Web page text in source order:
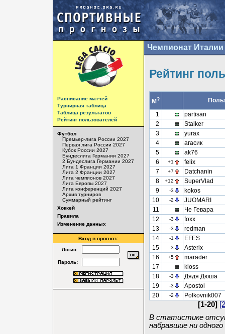
Расписание матчей
Турнирная таблица
Таблица результатов
Рейтинг пользователей
Футбол
Премьер-лига России 2027
Первая лига России 2027
Кубок России 2027
Бундеслига Германии 2027
2 Бундеслига Германии 2027
Лига 1 Франции 2027
Лига 2 Франции 2027
Лига чемпионов 2027
Лига Европы 2027
Лига конференций 2027
Архив турниров
Суммарный рейтинг
Хоккей
Правила
Изменение данных
Вход в прогноз:
Логин:
Пароль:
Чемпионат Италии
Рейтинг
М?
1
partisan
2
Stalker
3
yurax
4
агасик
5
ak76
6
+1
felix
7
+7
Datchanin
8
+12
SuperVlad
9
-3
kokos
10
-2
JUOMARI
11
Че Гевара
12
-3
foxx
13
-3
redman
14
-1
EFES
15
-3
Asterix
16
+5
marader
17
kloss
18
-3
Дядя Дюша
19
-3
Apostol
20
-2 Polkovnik007
[1-20]
В статистике
набравшие ни одного